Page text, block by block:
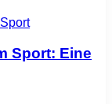
Sport: Eine